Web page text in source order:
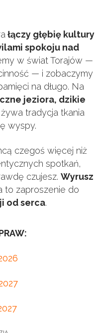
łączy głębię kultury
spokoju nad
w świat Torajów —
— i zobaczymy
na długo. Na
jeziora, dzikie
tradycja tkania
wyspy.
czegoś więcej niż
spotkań,
czujesz. Wyrusz
to zaproszenie do
od serca.